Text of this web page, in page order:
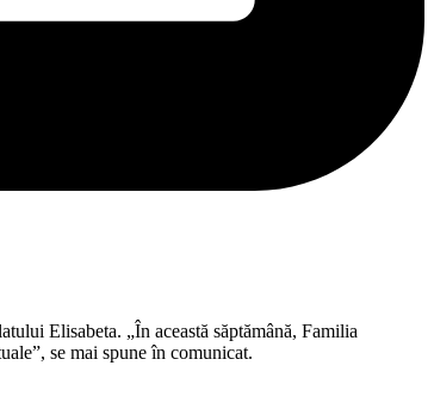
Elisabeta. „În această săptămână, Familia
se mai spune în comunicat.